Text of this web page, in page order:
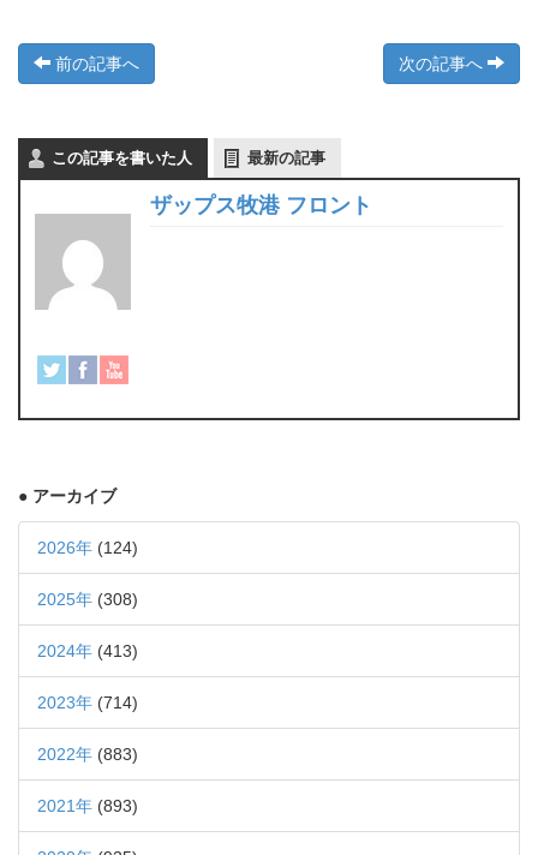
前の記事へ 次の記事へ
この記事を書いた人 最新の記事
ザップス牧港 フロント
● アーカイブ
2026年 (124)
2025年 (308)
2024年 (413)
2023年 (714)
2022年 (883)
2021年 (893)